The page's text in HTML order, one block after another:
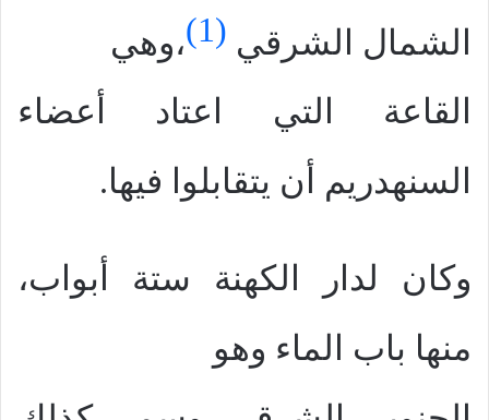
الشمال الشرقي (1)
،وهي
القاعة التي اعتاد أعضاء
السنهدريم أن يتقابلوا فيها.
وكان لدار الكهنة ستة أبواب،
منها باب الماء وهو